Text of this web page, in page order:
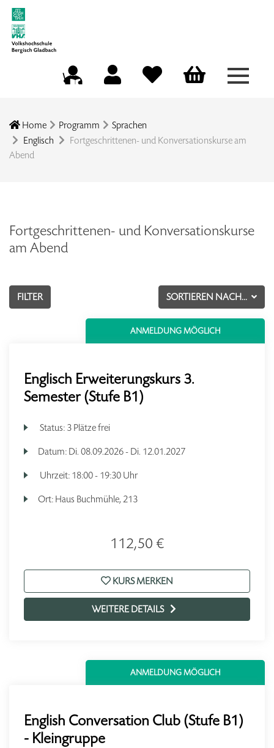
Menü
Home Programm
Sprachen
Englisch
Fortgeschrittenen- und Konversationskurse am
Abend
Fortgeschrittenen- und Konversationskurse
am Abend
SORTIEREN NACH...
FILTER
ANMELDUNG MÖGLICH
Englisch Erweiterungskurs 3.
Semester (Stufe B1)
Status: 3 Plätze frei
Datum: Di. 08.09.2026 - Di. 12.01.2027
Uhrzeit: 18:00 - 19:30 Uhr
Ort: Haus Buchmühle, 213
112,50 €
KURS MERKEN
WEITERE DETAILS
ANMELDUNG MÖGLICH
English Conversation Club (Stufe B1)
- Kleingruppe